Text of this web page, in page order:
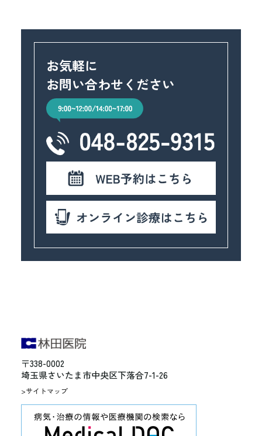
お気軽に
お問い合わせください
〒338-0002
埼玉県さいたま市中央区下落合7-1-26
>サイトマップ